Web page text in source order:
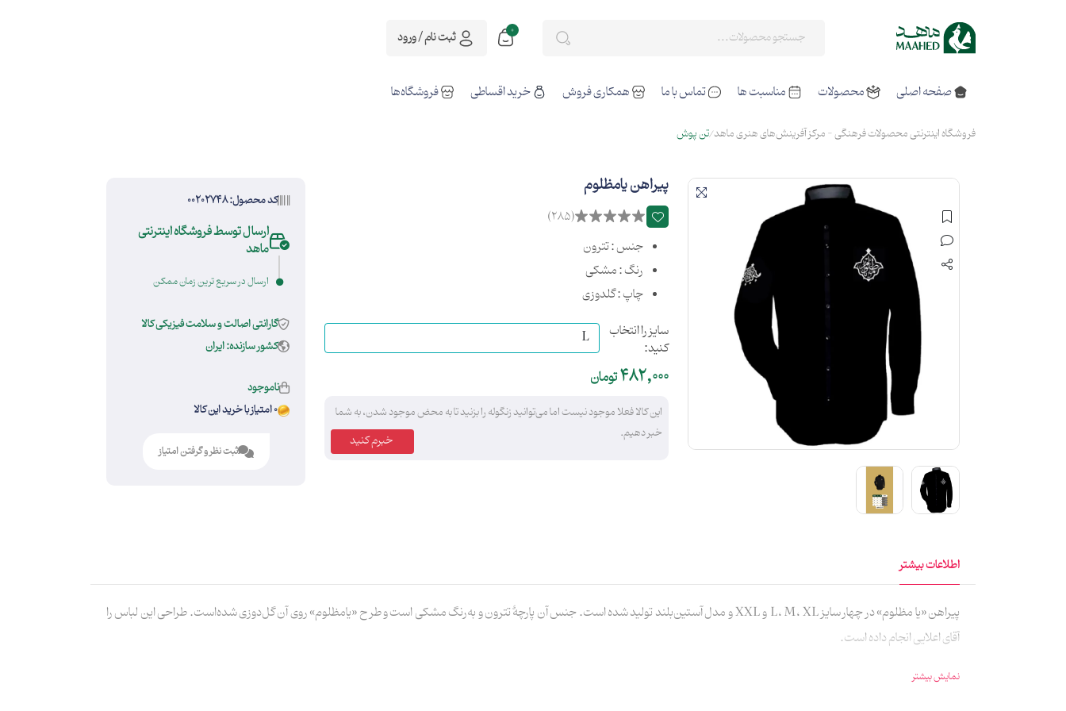
0 ثبت نام / ورود
صفحه اصلی محصولات مناسبت ها تماس با ما همکاری فروش خرید اقساطی فروشگاه‌ها
فروشگاه اینترنتی محصولات فرهنگی - مرکز آفرینش‌های هنری ماهد تن پوش
پیراهن یامظلوم
(285)
جنس : تترون
رنگ : مشکی
چاپ : گلدوزی
سایز را انتخاب
کنید:
482,000تومان
این کالا فعلا موجود نیست اما می‌توانید زنگوله را بزنید تا به محض موجود شدن، به شما
خبر دهیم.
کد محصول: 00202748
ارسال توسط فروشگاه اینترنتی
ماهد
ارسال در سریع ترین زمان ممکن
گارانتی اصالت و سلامت فیزیکی کالا
کشور سازنده: ایران
ناموجود
0 امتیاز با خرید این کالا
ثبت نظر و گرفتن امتیاز
اطلاعات بیشتر
پیراهن «یا مظلوم» در چهار سایز L، M، XL و XXL و مدل آستین‌بلند تولید شده‌ است. جنس آن پارچهٔ تترون و به‌رنگ مشکی است و طرح «یامظلوم» روی آن گل‌دوزی شده‌است. طراحی این لباس را
آقای اعلایی انجام داده است.
نمایش بیشتر